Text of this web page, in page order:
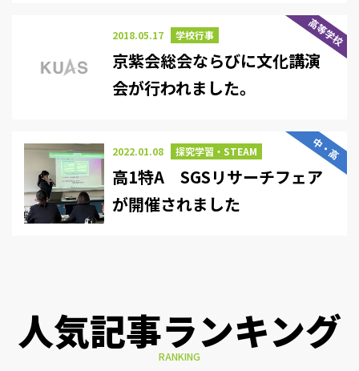
高等学校
2018.05.17 学校行事
京紫会総会ならびに文化講演
会が行われました。
中・高
2022.01.08 探究学習・STEAM
高1特A SGSリサーチフェア
が開催されました
人気記事ランキング
RANKING